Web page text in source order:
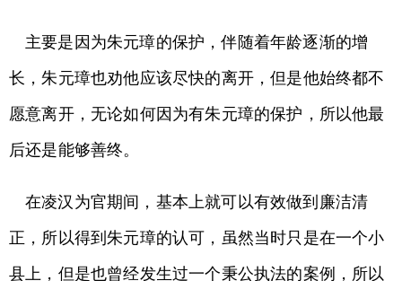
主要是因为朱元璋的保护，伴随着年龄逐渐的增
长，朱元璋也劝他应该尽快的离开，但是他始终都不
愿意离开，无论如何因为有朱元璋的保护，所以他最
后还是能够善终。
在凌汉为官期间，基本上就可以有效做到廉洁清
正，所以得到朱元璋的认可，虽然当时只是在一个小
县上，但是也曾经发生过一个秉公执法的案例，所以